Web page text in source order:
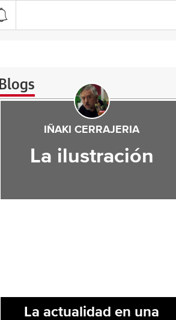
Blogs
IÑAKI CERRAJERIA
La ilustración
La actualidad en una